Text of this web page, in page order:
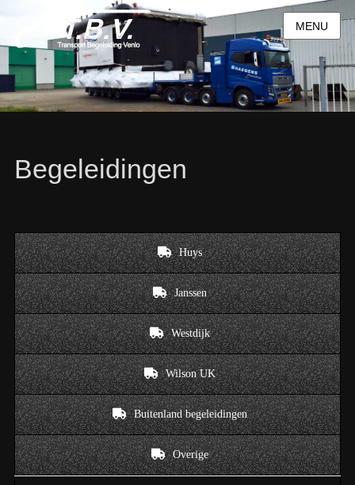
MENU
Begeleidingen
Huys
Janssen
Westdijk
Wilson UK
Buitenland begeleidingen
Overige